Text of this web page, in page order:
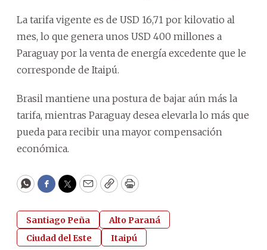
La tarifa vigente es de USD 16,71 por kilovatio al
mes, lo que genera unos USD 400 millones a
Paraguay por la venta de energía excedente que le
corresponde de Itaipú.
Brasil mantiene una postura de bajar aún más la
tarifa, mientras Paraguay desea elevarla lo más que
pueda para recibir una mayor compensación
económica.
WhatsApp
Facebook
Twitter
EmailCopyPrint
Santiago Peña
Alto Paraná
Ciudad del Este
Itaipú